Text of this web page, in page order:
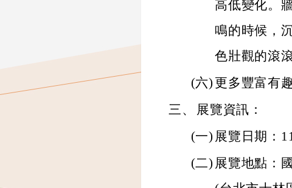
高低變化。
鳴的時候，
色壯觀的滾
(六) 更多豐富有
三、
展覽資訊：
(一) 展覽日期：
(二) 展覽地點：